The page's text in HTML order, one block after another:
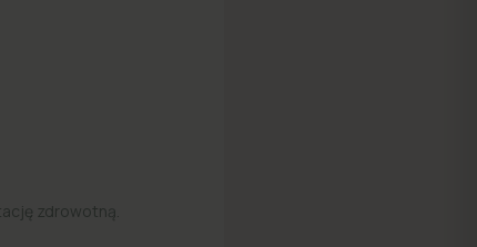
zdrowotną.